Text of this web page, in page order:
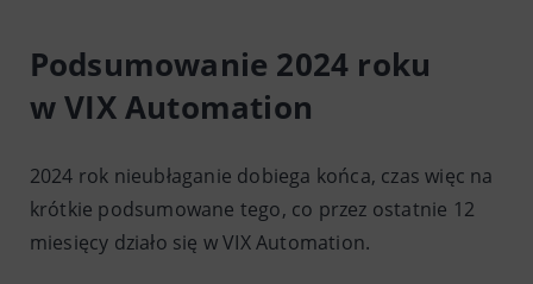
Podsumowanie 2024 roku
w VIX Automation
2024 rok nieubłaganie dobiega końca, czas więc na
krótkie podsumowane tego, co przez ostatnie 12
miesięcy działo się w VIX Automation.